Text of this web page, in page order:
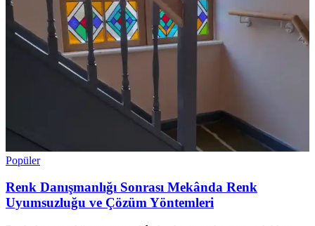
Popüler
Renk Danışmanlığı Sonrası Mekânda Renk
Uyumsuzluğu ve Çözüm Yöntemleri